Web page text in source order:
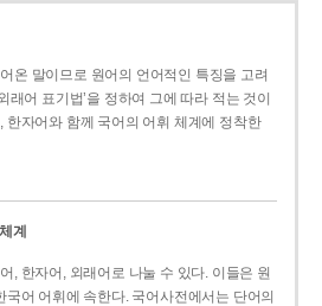
온 말이므로 원어의 언어적인 특징을 고려
래어 표기법’을 정하여 그에 따라 적는 것이
한자어와 함께 국어의 어휘 체계에 정착한
계
, 한자어, 외래어로 나눌 수 있다. 이들은 원
국어 어휘에 속한다. 국어사전에서는 단어의